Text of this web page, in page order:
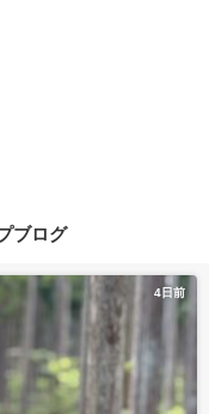
ブログ
4日前